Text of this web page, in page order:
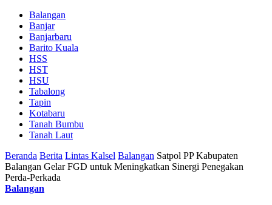
Balangan
Banjar
Banjarbaru
Barito Kuala
HSS
HST
HSU
Tabalong
Tapin
Kotabaru
Tanah Bumbu
Tanah Laut
Beranda Berita Lintas Kalsel Balangan Satpol PP Kabupaten
Balangan Gelar FGD untuk Meningkatkan Sinergi Penegakan
Perda-Perkada
Balangan